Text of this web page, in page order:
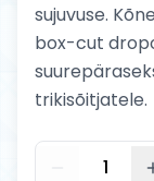
sujuvuse.
box-cut
trikisõitjatele.
1